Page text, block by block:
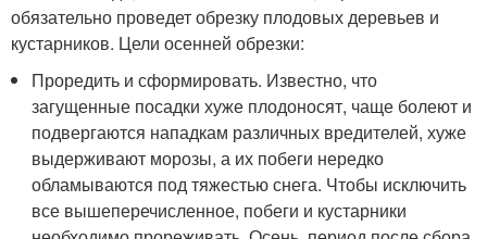
обязательно проведет обрезку плодовых деревьев и
кустарников. Цели осенней обрезки:
Проредить и сформировать. Известно, что
загущенные посадки хуже плодоносят, чаще болеют и
подвергаются нападкам различных вредителей, хуже
выдерживают морозы, а их побеги нередко
обламываются под тяжестью снега. Чтобы исключить
все вышеперечисленное, побеги и кустарники